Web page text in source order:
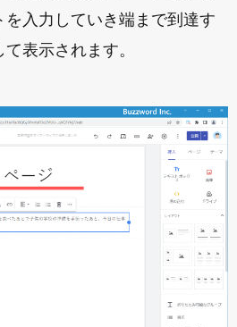
を入力していき端まで到達す
表示されます。